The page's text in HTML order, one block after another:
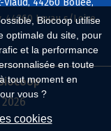
Biocoop utilise
optimale du site, pour
et la performance
en toute
tout moment en
vous ?
cookies
44260 Lavau s/Loire,